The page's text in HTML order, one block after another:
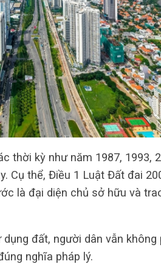
thời kỳ như năm 1987, 1993,
Cụ thể, Điều 1 Luật Đất đai
là đại diện chủ sở hữu và
đất, người dân vẫn
nghĩa pháp lý.